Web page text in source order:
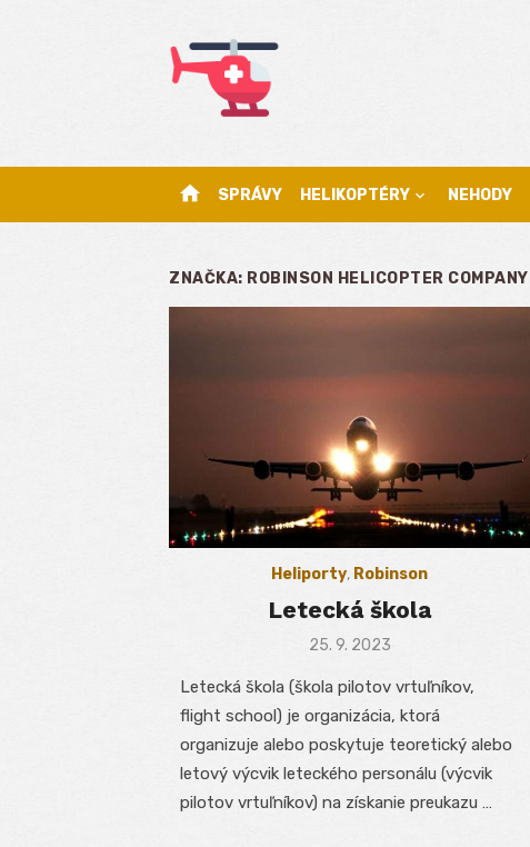
home SPRÁVY HELIKOPTÉRY NEHODY
ZNAČKA: ROBINSON HELICOPTER COMPANY
Heliporty, Robinson
Letecká škola
Posted
25. 9. 2023
Letecká škola (škola pilotov vrtuľníkov,
flight school) je organizácia, ktorá
organizuje alebo poskytuje teoretický alebo
letový výcvik leteckého personálu (výcvik
pilotov vrtuľníkov) na získanie preukazu …